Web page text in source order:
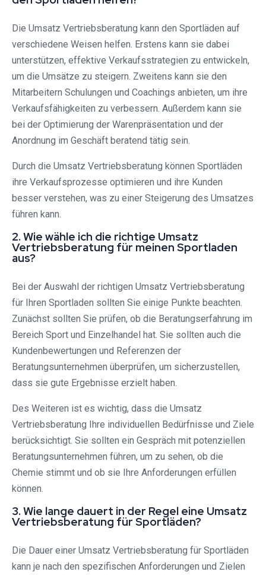
Die Umsatz Vertriebsberatung kann den Sportläden auf
verschiedene Weisen helfen. Erstens kann sie dabei
unterstützen, effektive Verkaufsstrategien zu entwickeln,
um die Umsätze zu steigern. Zweitens kann sie den
Mitarbeitern Schulungen und Coachings anbieten, um ihre
Verkaufsfähigkeiten zu verbessern. Außerdem kann sie
bei der Optimierung der Warenpräsentation und der
Anordnung im Geschäft beratend tätig sein.
Durch die Umsatz Vertriebsberatung können Sportläden
ihre Verkaufsprozesse optimieren und ihre Kunden
besser verstehen, was zu einer Steigerung des Umsatzes
führen kann.
2. Wie wähle ich die richtige Umsatz
Vertriebsberatung für meinen Sportladen
aus?
Bei der Auswahl der richtigen Umsatz Vertriebsberatung
für Ihren Sportladen sollten Sie einige Punkte beachten.
Zunächst sollten Sie prüfen, ob die Beratungserfahrung im
Bereich Sport und Einzelhandel hat. Sie sollten auch die
Kundenbewertungen und Referenzen der
Beratungsunternehmen überprüfen, um sicherzustellen,
dass sie gute Ergebnisse erzielt haben.
Des Weiteren ist es wichtig, dass die Umsatz
Vertriebsberatung Ihre individuellen Bedürfnisse und Ziele
berücksichtigt. Sie sollten ein Gespräch mit potenziellen
Beratungsunternehmen führen, um zu sehen, ob die
Chemie stimmt und ob sie Ihre Anforderungen erfüllen
können.
3. Wie lange dauert in der Regel eine Umsatz
Vertriebsberatung für Sportläden?
Die Dauer einer Umsatz Vertriebsberatung für Sportläden
kann je nach den spezifischen Anforderungen und Zielen